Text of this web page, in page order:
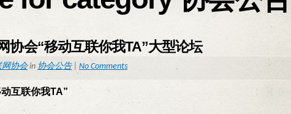
协会“移动互联你我TA”大型论坛
网协会in 协会公告| No Comments
互联你我TA”